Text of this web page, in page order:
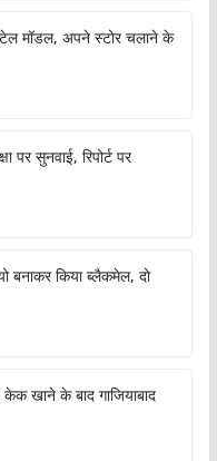
मॉडल, अपने स्टोर चलाने के
पर सुनवाई, रिपोर्ट पर
बनाकर किया ब्लैकमेल, दो
केक खाने के बाद गाजियाबाद